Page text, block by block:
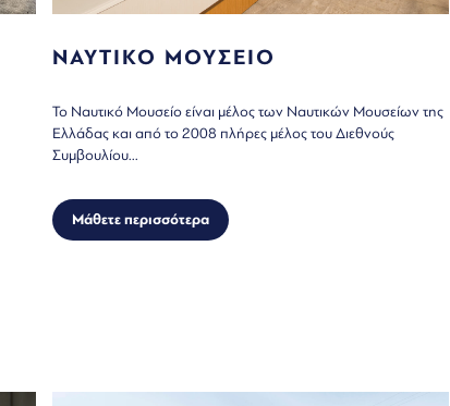
ΝΑΥΤΙΚΟ ΜΟΥΣΕΙΟ
Το Ναυτικό Μουσείο είναι μέλος των Ναυτικών Μουσείων της
Ελλάδας και από το 2008 πλήρες μέλος του Διεθνούς
Συμβουλίου...
Μάθετε περισσότερα